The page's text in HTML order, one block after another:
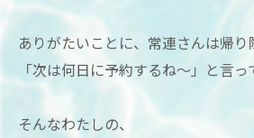
ありがたいことに、常連さんは帰り
「次は何日に予約するね〜」と言っ
そんなわたしの、